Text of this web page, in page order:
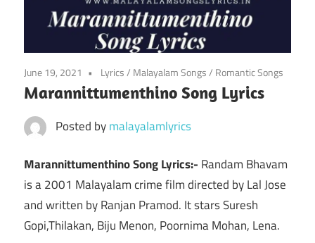
June 19, 2021 Lyrics/ Malayalam Songs/ Romantic Songs
Marannittumenthino Song Lyrics
Posted bymalayalamlyrics
Marannittumenthino Song Lyrics:- Randam Bhavam
is a 2001 Malayalam crime film directed by Lal Jose
and written by Ranjan Pramod. It stars Suresh
Gopi,Thilakan, Biju Menon, Poornima Mohan, Lena.